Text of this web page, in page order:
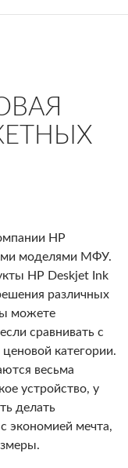
HP
моделями МФУ.
HP Deskjet Ink
различных
можете
сравнивать с
категории.
весьма
устройство, у
делать
экономией мечта,